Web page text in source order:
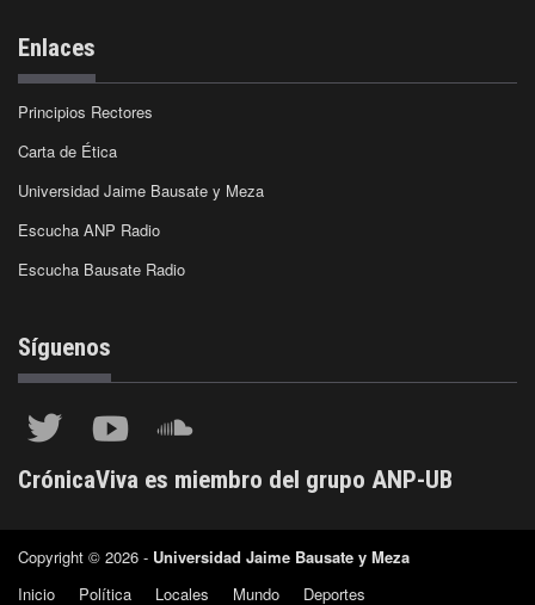
Enlaces
Principios Rectores
Carta de Ética
Universidad Jaime Bausate y Meza
Escucha ANP Radio
Escucha Bausate Radio
Síguenos
CrónicaViva es miembro del grupo ANP-UB
Copyright © 2026 - Universidad Jaime Bausate y Meza
Inicio
Política Locales Mundo Deportes